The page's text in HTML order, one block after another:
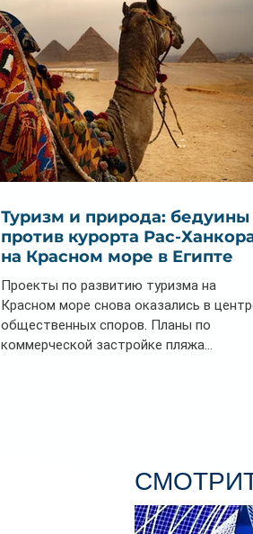
Туризм и природа: бедуины
против курорта Рас-
на Красном море в Египте
Проекты по развитию туризма на
Красном море снова оказались в
общественных споров. Планы по
коммерческой застройке пляжа...